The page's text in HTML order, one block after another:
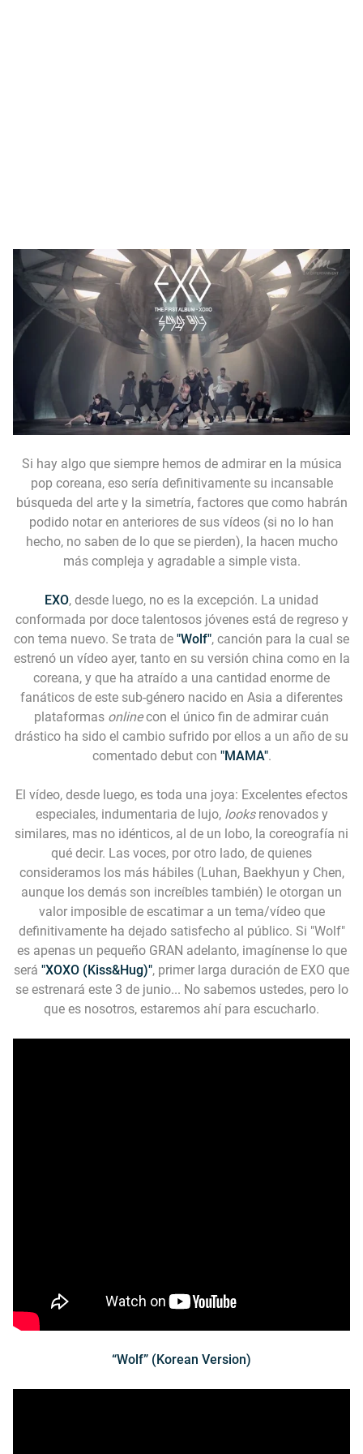
Si hay algo que siempre hemos de admirar en la música
pop coreana, eso sería definitivamente su incansable
búsqueda del arte y la simetría, factores que como habrán
podido notar en anteriores de sus vídeos (si no lo han
hecho, no saben de lo que se pierden), la hacen mucho
más compleja y agradable a simple vista.
EXO, desde luego, no es la excepción. La unidad
conformada por doce talentosos jóvenes está de regreso y
con tema nuevo. Se trata de "Wolf", canción para la cual se
estrenó un vídeo ayer, tanto en su versión china como en la
coreana, y que ha atraído a una cantidad enorme de
fanáticos de este sub-género nacido en Asia a diferentes
plataformas onlinecon el único fin de admirar cuán
drástico ha sido el cambio sufrido por ellos a un año de su
comentado debut con "MAMA".
El vídeo, desde luego, es toda una joya: Excelentes efectos
especiales, indumentaria de lujo, looksrenovados y
similares, mas no idénticos, al de un lobo, la coreografía ni
qué decir. Las voces, por otro lado, de quienes
consideramos los más hábiles (Luhan, Baekhyun y Chen,
aunque los demás son increíbles también) le otorgan un
valor imposible de escatimar a un tema/vídeo que
definitivamente ha dejado satisfecho al público. Si "Wolf"
es apenas un pequeño GRAN adelanto, imagínense lo que
será "XOXO (Kiss&Hug)", primer larga duración de EXO que
se estrenará este 3 de junio... No sabemos ustedes, pero lo
que es nosotros, estaremos ahí para escucharlo.
“Wolf” (Korean Version)